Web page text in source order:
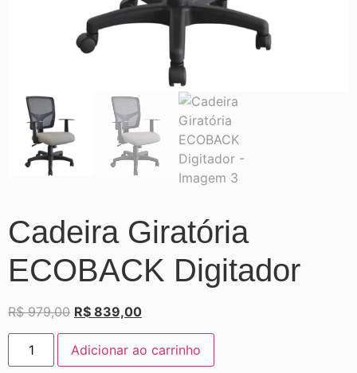
Cadeira Giratória
ECOBACK Digitador
R$979,00 R$ 839,00
Adicionar ao carrinho